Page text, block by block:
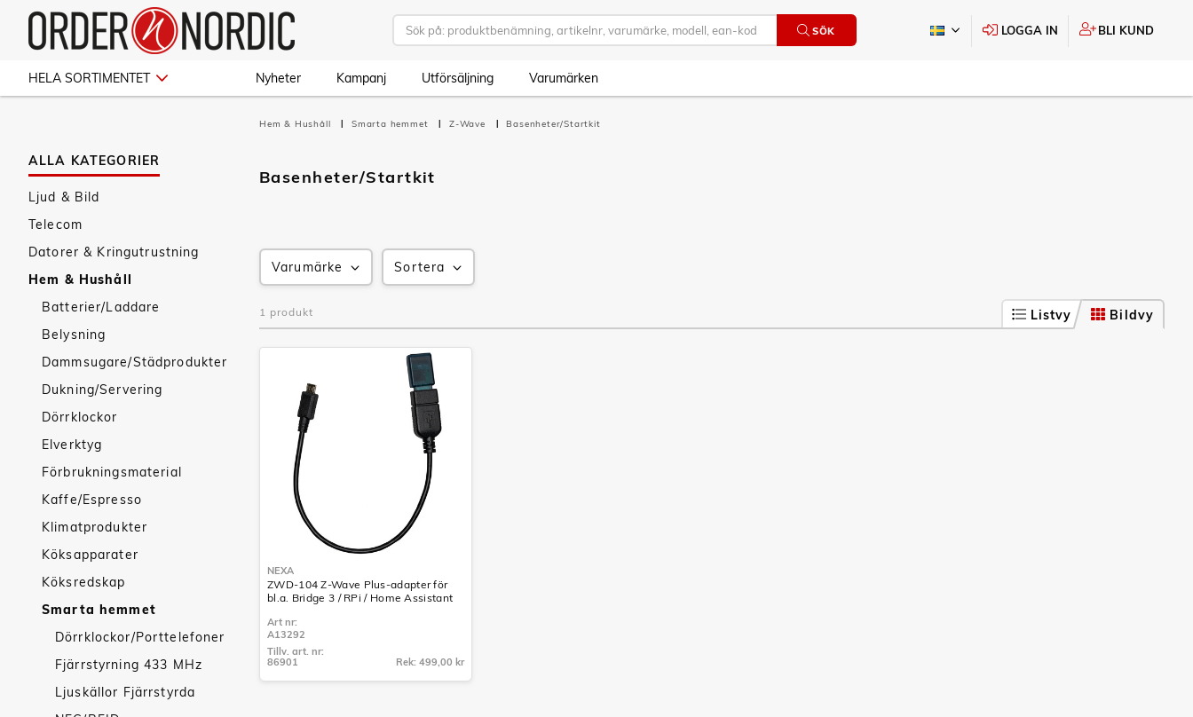
SÖK LOGGA IN BLI KUND
HELA SORTIMENTET Nyheter Kampanj Utförsäljning Varumärken
ALLA KATEGORIER
Ljud & Bild
Telecom
Datorer & Kringutrustning
Hem & Hushåll
Batterier/Laddare
Belysning
Dammsugare/Städprodukter
Dukning/Servering
Dörrklockor
Elverktyg
Förbrukningsmaterial
Kaffe/Espresso
Klimatprodukter
Köksapparater
Köksredskap
Smarta hemmet
Dörrklockor/Porttelefoner
Fjärrstyrning 433 MHz
Ljuskällor Fjärrstyrda
Hem & Hushåll Smarta hemmet Z-Wave Basenheter/Startkit
Basenheter/Startkit
Varumärke Sortera
1 produkt Bildvy
Listvy
NEXA
ZWD-104 Z-Wave Plus-adapter för
bl.a. Bridge 3 / RPi / Home Assistant
Art nr:
A13292
86901
Tillv. art. nr:
86901
Rek: 499,00 kr